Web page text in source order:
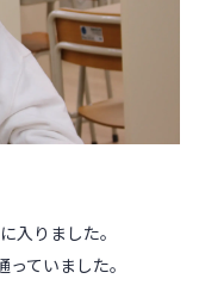
入りました。
ていました。